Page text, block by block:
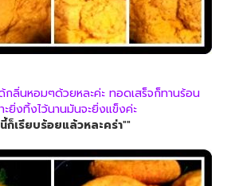
กลิ่นหอมๆด้วยหละค่ะ ทอดเสร็จก็ทานร้อน
ะยิ่งทิ้งไว้นานมันจะยิ่งแข็งค่ะ
ก็เรียบร้อยแล้วหละคร่า""